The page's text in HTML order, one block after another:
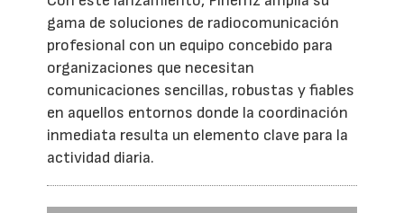
gama de soluciones de radiocomunicación
profesional con un equipo concebido para
organizaciones que necesitan
comunicaciones sencillas, robustas y fiables
en aquellos entornos donde la coordinación
inmediata resulta un elemento clave para la
actividad diaria.